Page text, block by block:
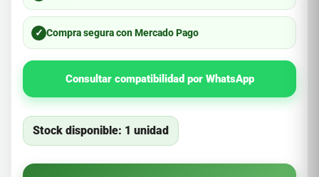
✓ Compra segura con Mercado Pago
Consultar compatibilidad por WhatsApp
Stock disponible: 1 unidad